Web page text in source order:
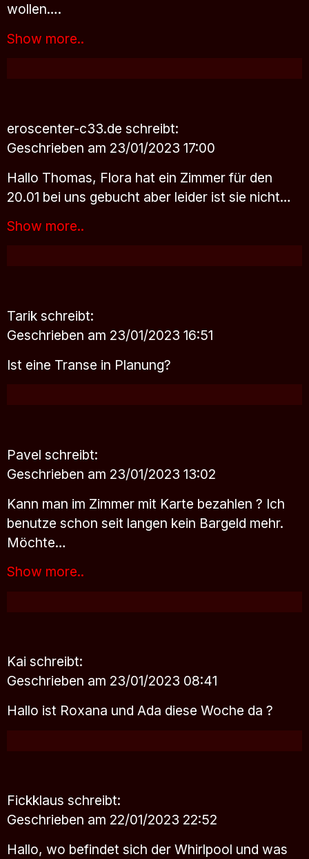
wollen….
Show more..
eroscenter-c33.de schreibt:
Geschrieben am 23/01/2023 17:00
Hallo Thomas, Flora hat ein Zimmer für den
20.01 bei uns gebucht aber leider ist sie nicht…
Show more..
Tarik schreibt:
Geschrieben am 23/01/2023 16:51
Ist eine Transe in Planung?
Pavel schreibt:
Geschrieben am 23/01/2023 13:02
Kann man im Zimmer mit Karte bezahlen ? Ich
benutze schon seit langen kein Bargeld mehr.
Möchte…
Show more..
Kai schreibt:
Geschrieben am 23/01/2023 08:41
Hallo ist Roxana und Ada diese Woche da ?
Fickklaus schreibt:
Geschrieben am 22/01/2023 22:52
Hallo, wo befindet sich der Whirlpool und was